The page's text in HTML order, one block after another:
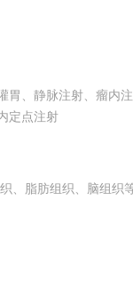
胃、静脉注射、瘤内
定点注射
、脂肪组织、脑组织